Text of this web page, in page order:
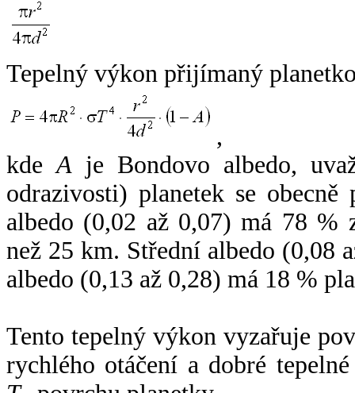
Tepelný výkon přijímaný
,
kdeA je Bondovo albedo,
odrazivosti) planetek se
albedo (0,02 až 0,07) má 78 %
než 25 km. Střední albedo (0,08
albedo (0,13 až 0,28) má 18 %
Tento tepelný výkon vyzařuje
rychlého otáčení a dobré